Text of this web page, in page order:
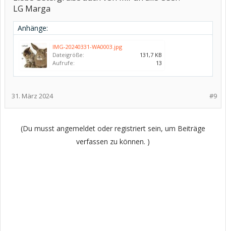
LG Marga
Anhänge:
IMG-20240331-WA0003.jpg
Dateigröße:
131,7 KB
Aufrufe:
13
#9
31. März 2024
(Du musst angemeldet oder registriert sein, um Beiträge
verfassen zu können. )